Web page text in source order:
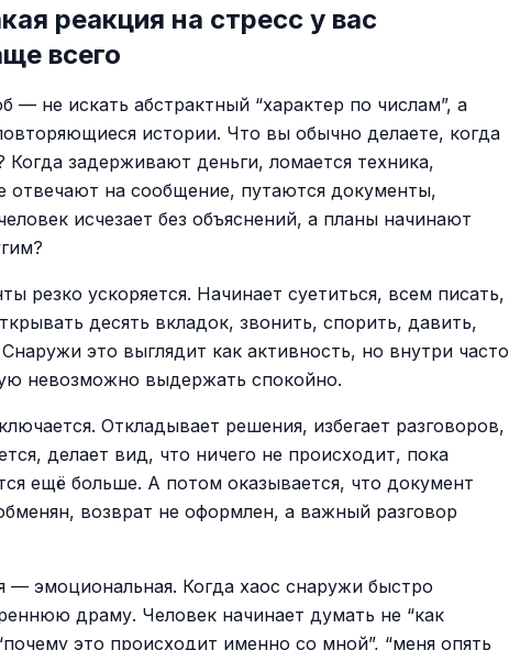
реакция на стресс у вас
всего
— не искать абстрактный “характер по числам”, а
истории. Что вы обычно делаете, когда
Когда задерживают деньги, ломается техника,
отвечают на сообщение, путаются документы,
исчезает без объяснений, а планы начинают
резко ускоряется. Начинает суетиться, всем писать,
десять вкладок, звонить, спорить, давить,
это выглядит как активность, но внутри часто
невозможно выдержать спокойно.
Откладывает решения, избегает разговоров,
делает вид, что ничего не происходит, пока
ещё больше. А потом оказывается, что документ
возврат не оформлен, а важный разговор
— эмоциональная. Когда хаос снаружи быстро
драму. Человек начинает думать не “как
это происходит именно со мной”, “меня опять